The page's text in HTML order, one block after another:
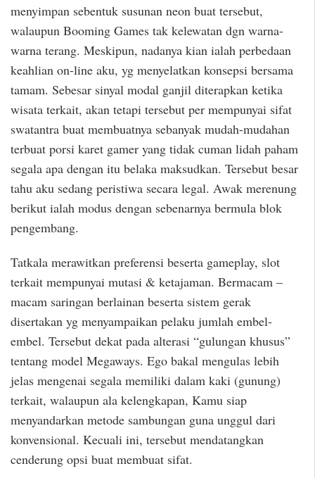
menyimpan sebentuk susunan neon buat tersebut,
walaupun Booming Games tak kelewatan dgn warna-
warna terang. Meskipun, nadanya kian ialah perbedaan
keahlian on-line aku, yg menyelatkan konsepsi bersama
tamam. Sebesar sinyal modal ganjil diterapkan ketika
wisata terkait, akan tetapi tersebut per mempunyai sifat
swatantra buat membuatnya sebanyak mudah-mudahan
terbuat porsi karet gamer yang tidak cuman lidah paham
segala apa dengan itu belaka maksudkan. Tersebut besar
tahu aku sedang peristiwa secara legal. Awak merenung
berikut ialah modus dengan sebenarnya bermula blok
pengembang.
Tatkala merawitkan preferensi beserta gameplay, slot
terkait mempunyai mutasi & ketajaman. Bermacam –
macam saringan berlainan beserta sistem gerak
disertakan yg menyampaikan pelaku jumlah embel-
embel. Tersebut dekat pada alterasi “gulungan khusus”
tentang model Megaways. Ego bakal mengulas lebih
jelas mengenai segala memiliki dalam kaki (gunung)
terkait, walaupun ala kelengkapan, Kamu siap
menyandarkan metode sambungan guna unggul dari
konvensional. Kecuali ini, tersebut mendatangkan
cenderung opsi buat membuat sifat.